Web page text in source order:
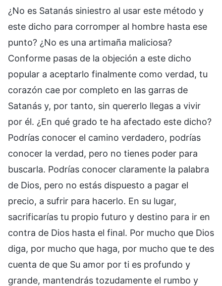
¿No es Satanás siniestro al usar este método y
este dicho para corromper al hombre hasta ese
punto? ¿No es una artimaña maliciosa?
Conforme pasas de la objeción a este dicho
popular a aceptarlo finalmente como verdad, tu
corazón cae por completo en las garras de
Satanás y, por tanto, sin quererlo llegas a vivir
por él. ¿En qué grado te ha afectado este dicho?
Podrías conocer el camino verdadero, podrías
conocer la verdad, pero no tienes poder para
buscarla. Podrías conocer claramente la palabra
de Dios, pero no estás dispuesto a pagar el
precio, a sufrir para hacerlo. En su lugar,
sacrificarías tu propio futuro y destino para ir en
contra de Dios hasta el final. Por mucho que Dios
diga, por mucho que haga, por mucho que te des
cuenta de que Su amor por ti es profundo y
grande, mantendrás tozudamente el rumbo y